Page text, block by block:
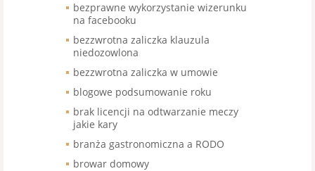
bezprawne wykorzystanie wizerunku
na facebooku
bezzwrotna zaliczka klauzula
niedozowlona
bezzwrotna zaliczka w umowie
blogowe podsumowanie roku
brak licencji na odtwarzanie meczy
jakie kary
branża gastronomiczna a RODO
browar domowy